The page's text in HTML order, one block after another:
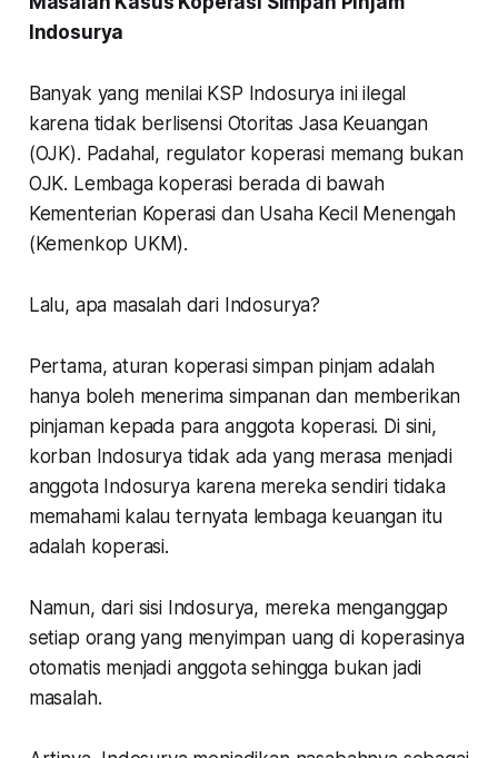
Indosurya
Banyak yang menilai KSP Indosurya ini ilegal
karena tidak berlisensi Otoritas Jasa Keuangan
(OJK). Padahal, regulator koperasi memang bukan
OJK. Lembaga koperasi berada di bawah
Kementerian Koperasi dan Usaha Kecil Menengah
(Kemenkop UKM).
Lalu, apa masalah dari Indosurya?
Pertama, aturan koperasi simpan pinjam adalah
hanya boleh menerima simpanan dan memberikan
pinjaman kepada para anggota koperasi. Di sini,
korban Indosurya tidak ada yang merasa menjadi
anggota Indosurya karena mereka sendiri tidaka
memahami kalau ternyata lembaga keuangan itu
adalah koperasi.
Namun, dari sisi Indosurya, mereka menganggap
setiap orang yang menyimpan uang di koperasinya
otomatis menjadi anggota sehingga bukan jadi
masalah.